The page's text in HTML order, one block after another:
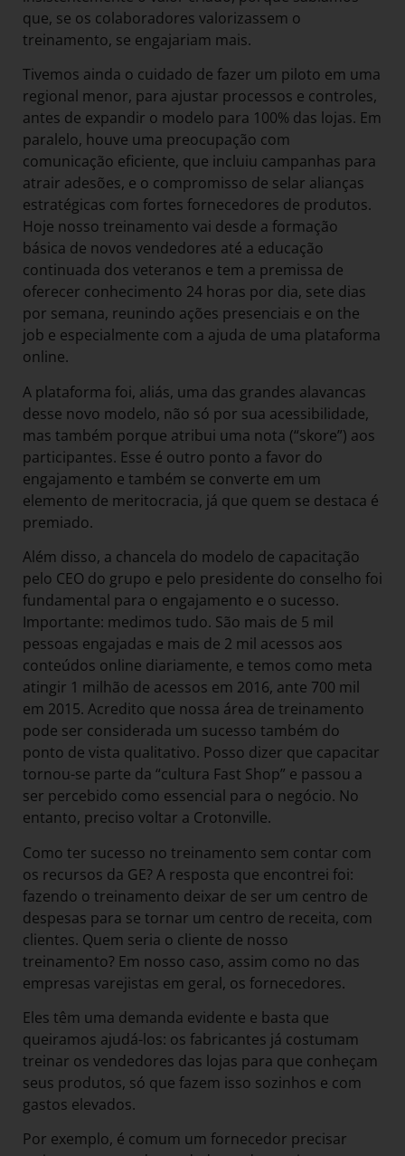
que, se os colaboradores valorizassem o
treinamento, se engajariam mais.
Tivemos ainda o cuidado de fazer um piloto em uma
regional menor, para ajustar processos e controles,
antes de expandir o modelo para 100% das lojas. Em
paralelo, houve uma preocupação com
comunicação eficiente, que incluiu campanhas para
atrair adesões, e o compromisso de selar alianças
estratégicas com fortes fornecedores de produtos.
Hoje nosso treinamento vai desde a formação
básica de novos vendedores até a educação
continuada dos veteranos e tem a premissa de
oferecer conhecimento 24 horas por dia, sete dias
por semana, reunindo ações presenciais e on the
job e especialmente com a ajuda de uma plataforma
online.
A plataforma foi, aliás, uma das grandes alavancas
desse novo modelo, não só por sua acessibilidade,
mas também porque atribui uma nota (“skore”) aos
participantes. Esse é outro ponto a favor do
engajamento e também se converte em um
elemento de meritocracia, já que quem se destaca é
premiado.
Além disso, a chancela do modelo de capacitação
pelo CEO do grupo e pelo presidente do conselho foi
fundamental para o engajamento e o sucesso.
Importante: medimos tudo. São mais de 5 mil
pessoas engajadas e mais de 2 mil acessos aos
conteúdos online diariamente, e temos como meta
atingir 1 milhão de acessos em 2016, ante 700 mil
em 2015. Acredito que nossa área de treinamento
pode ser considerada um sucesso também do
ponto de vista qualitativo. Posso dizer que capacitar
tornou-se parte da “cultura Fast Shop” e passou a
ser percebido como essencial para o negócio. No
entanto, preciso voltar a Crotonville.
Como ter sucesso no treinamento sem contar com
os recursos da GE? A resposta que encontrei foi:
fazendo o treinamento deixar de ser um centro de
despesas para se tornar um centro de receita, com
clientes. Quem seria o cliente de nosso
treinamento? Em nosso caso, assim como no das
empresas varejistas em geral, os fornecedores.
Eles têm uma demanda evidente e basta que
queiramos ajudá-los: os fabricantes já costumam
treinar os vendedores das lojas para que conheçam
seus produtos, só que fazem isso sozinhos e com
gastos elevados.
Por exemplo, é comum um fornecedor precisar